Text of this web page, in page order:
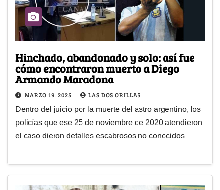
Hinchado, abandonado y solo: así fue
cómo encontraron muerto a Diego
Armando Maradona
MARZO 19, 2025 LAS DOS ORILLAS
Dentro del juicio por la muerte del astro argentino, los
policías que ese 25 de noviembre de 2020 atendieron
el caso dieron detalles escabrosos no conocidos